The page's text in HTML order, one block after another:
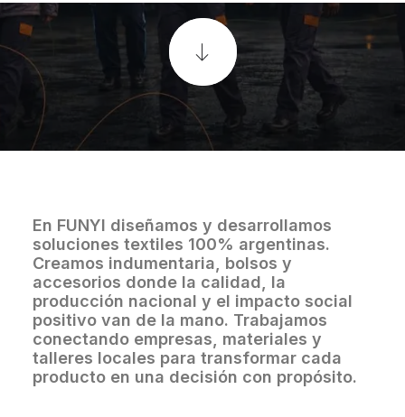
En FUNYI diseñamos y desarrollamos
soluciones textiles 100% argentinas.
Creamos indumentaria, bolsos y
accesorios donde la calidad, la
producción nacional y el impacto social
positivo van de la mano. Trabajamos
conectando empresas, materiales y
talleres locales para transformar cada
producto en una decisión con propósito.